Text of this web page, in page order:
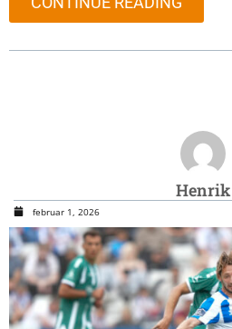
Henrik
februar 1, 2026